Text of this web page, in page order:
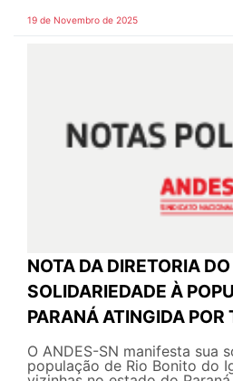
19 de Novembro de 2025
NOTA DA DIRETORIA
SOLIDARIEDADE À
PARANÁ ATINGIDA POR
O ANDES-SN manifesta sua
população de Rio Bonito do